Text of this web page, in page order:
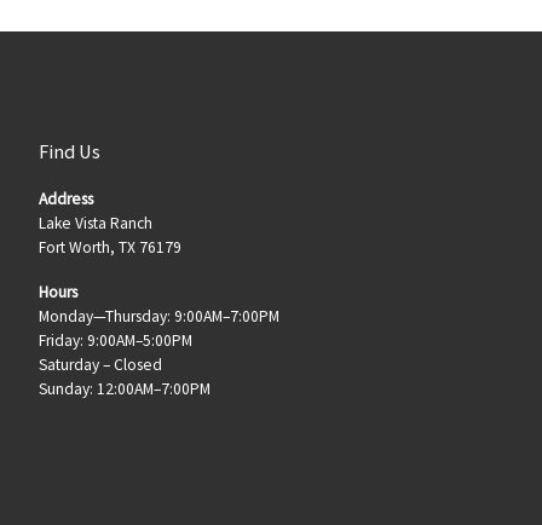
Find Us
Address
Lake Vista Ranch
Fort Worth, TX 76179
Hours
Monday—Thursday: 9:00AM–7:00PM
Friday: 9:00AM–5:00PM
Saturday – Closed
Sunday: 12:00AM–7:00PM